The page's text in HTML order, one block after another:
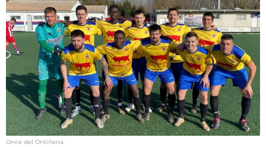
Once del Ontiñena.